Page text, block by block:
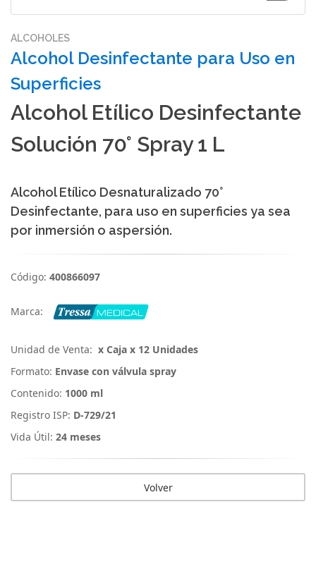
ALCOHOLES
Alcohol Desinfectante para Uso en
Superficies
Alcohol Etílico Desinfectante
Solución 70° Spray 1 L
Alcohol Etílico Desnaturalizado 70°
Desinfectante, para uso en superficies ya sea
por inmersión o aspersión.
Código: 400866097
Marca:
Unidad de Venta: x Caja x 12 Unidades
Formato: Envase con válvula spray
Contenido: 1000 ml
Registro ISP: D-729/21
Vida Útil: 24 meses
Volver